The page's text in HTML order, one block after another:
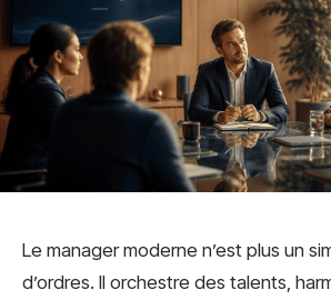
Le manager moderne n’est plus un
d’ordres. Il orchestre des talents,